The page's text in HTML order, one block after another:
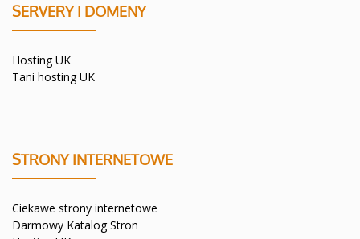
SERVERY I DOMENY
Hosting UK
Tani hosting UK
STRONY INTERNETOWE
Ciekawe strony internetowe
Darmowy Katalog Stron